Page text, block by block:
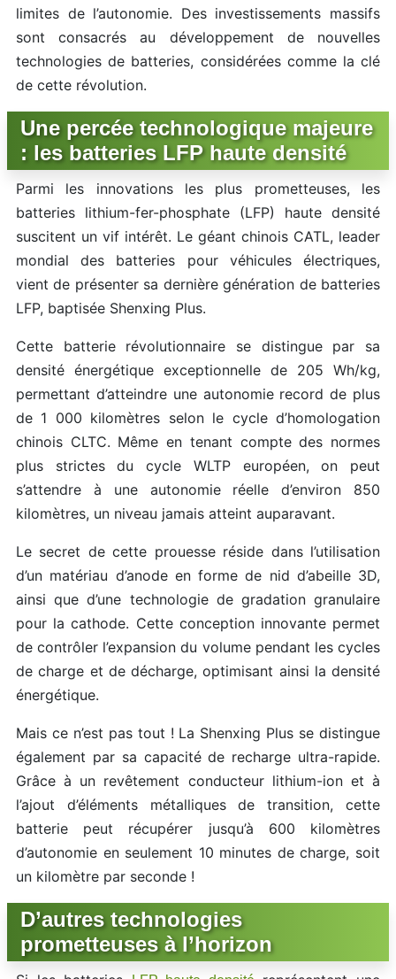
limites de l’autonomie. Des investissements massifs
sont consacrés au développement de nouvelles
technologies de batteries, considérées comme la clé
de cette révolution.
Une percée technologique majeure
: les batteries LFP haute densité
Parmi les innovations les plus prometteuses, les
batteries lithium-fer-phosphate (LFP) haute densité
suscitent un vif intérêt. Le géant chinois CATL, leader
mondial des batteries pour véhicules électriques,
vient de présenter sa dernière génération de batteries
LFP, baptisée Shenxing Plus.
Cette batterie révolutionnaire se distingue par sa
densité énergétique exceptionnelle de 205 Wh/kg,
permettant d’atteindre une autonomie record de plus
de 1 000 kilomètres selon le cycle d’homologation
chinois CLTC. Même en tenant compte des normes
plus strictes du cycle WLTP européen, on peut
s’attendre à une autonomie réelle d’environ 850
kilomètres, un niveau jamais atteint auparavant.
Le secret de cette prouesse réside dans l’utilisation
d’un matériau d’anode en forme de nid d’abeille 3D,
ainsi que d’une technologie de gradation granulaire
pour la cathode. Cette conception innovante permet
de contrôler l’expansion du volume pendant les cycles
de charge et de décharge, optimisant ainsi la densité
énergétique.
Mais ce n’est pas tout ! La Shenxing Plus se distingue
également par sa capacité de recharge ultra-rapide.
Grâce à un revêtement conducteur lithium-ion et à
l’ajout d’éléments métalliques de transition, cette
batterie peut récupérer jusqu’à 600 kilomètres
d’autonomie en seulement 10 minutes de charge, soit
un kilomètre par seconde !
D’autres technologies
prometteuses à l’horizon